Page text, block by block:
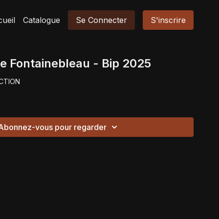
Catalogue Se Connecter S'inscrire
Fontainebleau - Bip 2025
vous pour regarder